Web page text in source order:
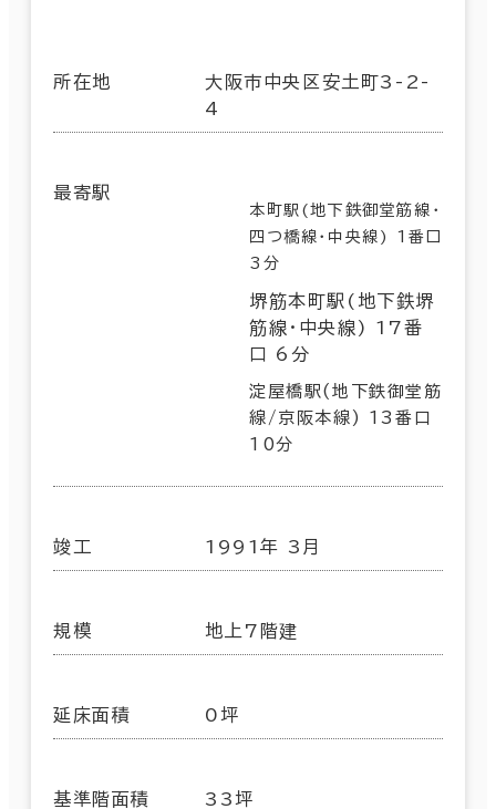
所在地
大阪市中央区安土町3-2-
4
最寄駅
本町駅(地下鉄御堂筋線･
四つ橋線･中央線) 1番口
3分
堺筋本町駅(地下鉄堺
筋線･中央線) 17番
口 6分
淀屋橋駅(地下鉄御堂筋
線/京阪本線) 13番口
10分
竣工 1991年 3月
規模 地上7階建
延床面積 0坪
基準階面積 33坪